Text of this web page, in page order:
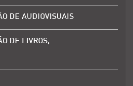
DE AUDIOVISUAIS
DE LIVROS,